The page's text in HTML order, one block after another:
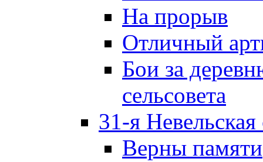
На прорыв
Отличный
Бои за
сельсовета
31-я Невельская
Верны памяти